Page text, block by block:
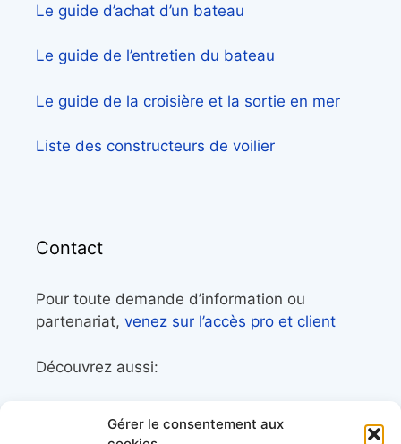
Gérer le consentement aux
Le guide d’achat d’un bateau
Le guide de l’entretien du bateau
Le guide de la croisière et la sortie en mer
Liste des constructeurs de voilier
Contact
Pour toute demande d’information ou
partenariat, venez sur l’accès pro et client
Découvrez aussi:
librairie maritime